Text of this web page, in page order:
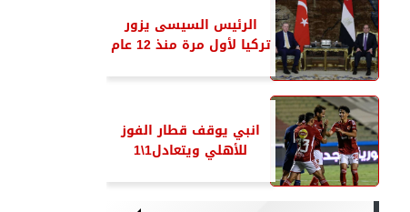
الرئيس السيسى يزور
تركيا لأول مرة منذ 12 عام
انبي يوقف قطار الفوز
للأهلي ويتعادل1\1